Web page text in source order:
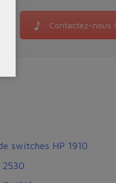
Contactez-nous !
switches HP 1910
2530